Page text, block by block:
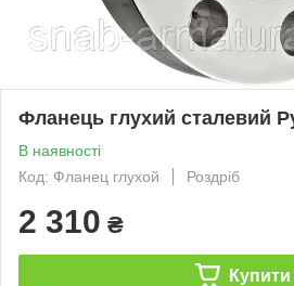
Фланець глухий сталевий
В наявності
Код: Фланец глухой
Роздріб
2 310 ₴
Купити